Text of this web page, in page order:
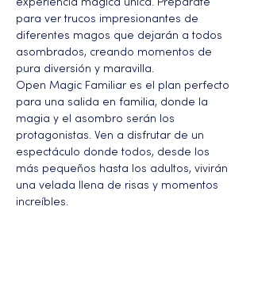
experiencia mágica única. Prepárate
para ver trucos impresionantes de
diferentes magos que dejarán a todos
asombrados, creando momentos de
pura diversión y maravilla.
Open Magic Familiar es el plan perfecto
para una salida en familia, donde la
magia y el asombro serán los
protagonistas. Ven a disfrutar de un
espectáculo donde todos, desde los
más pequeños hasta los adultos, vivirán
una velada llena de risas y momentos
increíbles.